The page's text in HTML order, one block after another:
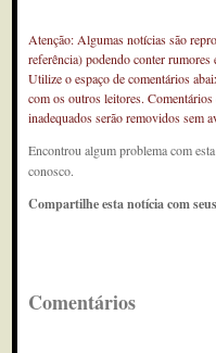
Atenção: Algumas notícias são
referência) podendo conter
Utilize o espaço de comentários
com os outros leitores.
inadequados serão removidos sem
Encontrou algum problema com
conosco.
Compartilhe esta notícia com
Comentários